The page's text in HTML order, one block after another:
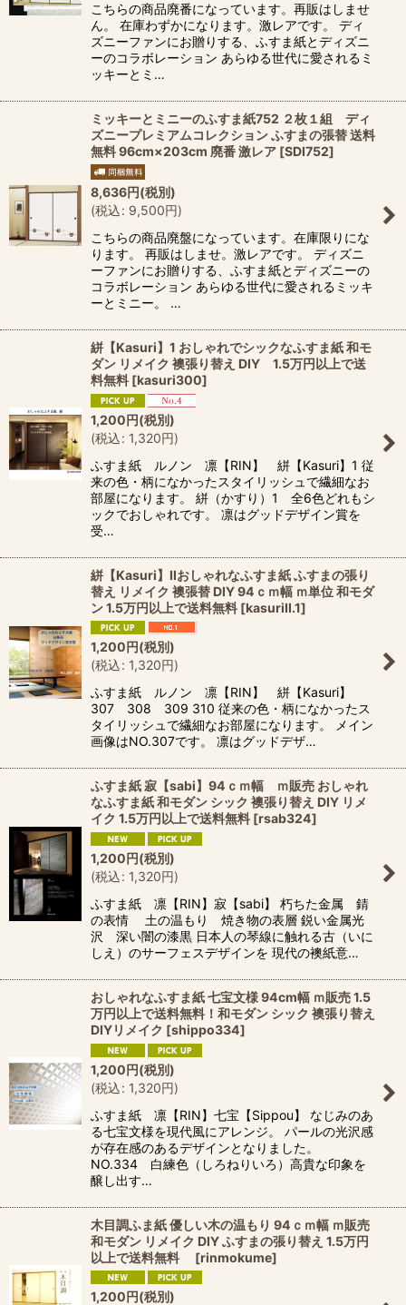
こちらの商品廃番になっています。再販はしませ
ん。 在庫わずかになります。激レアです。 ディ
ズニーファンにお贈りする、ふすま紙とディズニ
ーのコラボレーション あらゆる世代に愛されるミ
ッキーとミ…
ミッキーとミニーのふすま紙752 ２枚１組 ディ
ズニープレミアムコレクション ふすまの張替 送料
無料 96cm×203cm 廃番 激レア [SDI752]
8,636円(税別)
(税込: 9,500円)
こちらの商品廃盤になっています。在庫限りにな
ります。 再販はしませ。激レアです。 ディズニ
ーファンにお贈りする、ふすま紙とディズニーの
コラボレーション あらゆる世代に愛されるミッキ
ーとミニー。 …
絣【Kasuri】1 おしゃれでシックなふすま紙 和モ
ダン リメイク 襖張り替え DIY 1.5万円以上で送
料無料 [kasuri300]
1,200円(税別)
(税込: 1,320円)
ふすま紙 ルノン 凛【RIN】 絣【Kasuri】1 従
来の色・柄になかったスタイリッシュで繊細なお
部屋になります。 絣（かすり）1 全6色どれもシ
ックでおしゃれです。 凛はグッドデザイン賞を
受…
絣【Kasuri】IIおしゃれなふすま紙 ふすまの張り
替え リメイク 襖張替 DIY 94ｃｍ幅 ｍ単位 和モダ
ン 1.5万円以上で送料無料 [kasuriII.1]
1,200円(税別)
(税込: 1,320円)
ふすま紙 ルノン 凛【RIN】 絣【Kasuri】
307 308 309 310 従来の色・柄になかったス
タイリッシュで繊細なお部屋になります。 メイン
画像はNO.307です。 凛はグッドデザ…
ふすま紙 寂【sabi】94ｃｍ幅 ｍ販売 おしゃれ
なふすま紙 和モダン シック 襖張り替え DIY リメ
イク 1.5万円以上で送料無料 [rsab324]
1,200円(税別)
(税込: 1,320円)
ふすま紙 凛【RIN】寂【sabi】 朽ちた金属 錆
の表情 土の温もり 焼き物の表層 鋭い金属光
沢 深い闇の漆黒 日本人の琴線に触れる古（いに
しえ）のサーフェスデザインを 現代の襖紙意…
おしゃれなふすま紙 七宝文様 94cm幅 ｍ販売 1.5
万円以上で送料無料！和モダン シック 襖張り替え
DIYリメイク [shippo334]
1,200円(税別)
(税込: 1,320円)
ふすま紙 凛【RIN】七宝【Sippou】 なじみのあ
る七宝文様を現代風にアレンジ。 パールの光沢感
が存在感のあるデザインとなりました。
NO.334 白練色（しろねりいろ）高貴な印象を
醸し出す…
木目調ふま紙 優しい木の温もり 94ｃｍ幅 ｍ販売
和モダン リメイク DIY ふすまの張り替え 1.5万円
以上で送料無料
[rinmokume]
1,200円(税別)